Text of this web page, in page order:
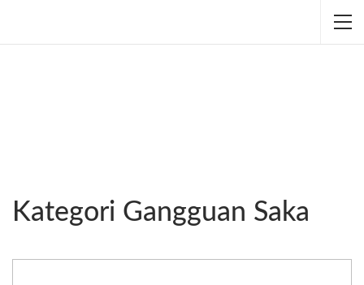
Kategori Gangguan Saka